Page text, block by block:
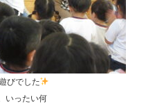
びでした
いったい何